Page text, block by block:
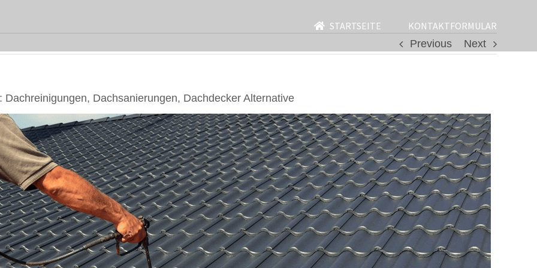
STARTSEITE
KONTAKTFORMULAR
Previous
Next
Dachsanierungen, Dachdecker Alternative